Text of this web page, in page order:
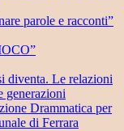
parole e racconti”
Le relazioni
generazioni
Drammatica per
di Ferrara